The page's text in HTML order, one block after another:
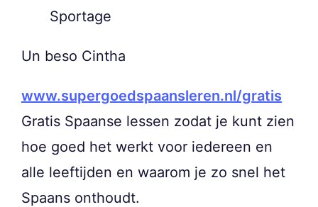
Sportage
Un beso Cintha
www.supergoedspaansleren.nl/gratis
Gratis Spaanse lessen zodat je kunt zien
hoe goed het werkt voor iedereen en
alle leeftijden en waarom je zo snel het
Spaans onthoudt.